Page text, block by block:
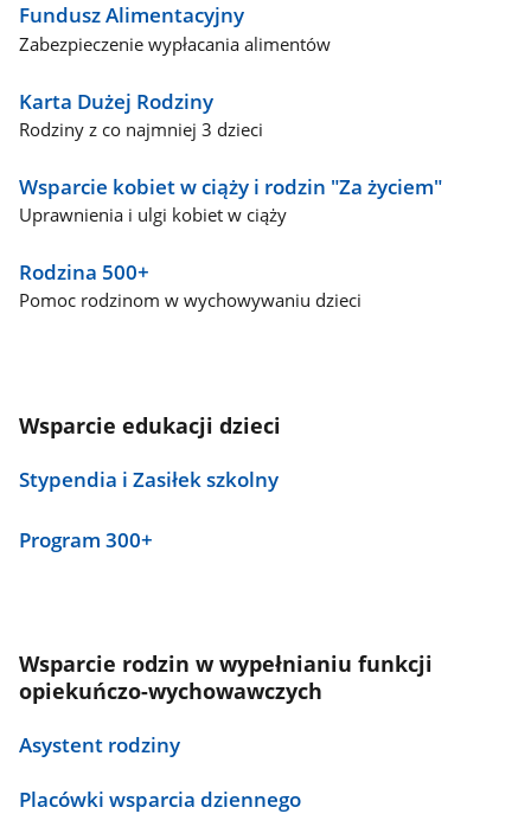
Fundusz Alimentacyjny
Zabezpieczenie wypłacania alimentów
Karta Dużej Rodziny
Rodziny z co najmniej 3 dzieci
Wsparcie kobiet w ciąży i rodzin "Za życiem"
Uprawnienia i ulgi kobiet w ciąży
Rodzina 500+
Pomoc rodzinom w wychowywaniu dzieci
Wsparcie edukacji dzieci
Stypendia i Zasiłek szkolny
Program 300+
Wsparcie rodzin w wypełnianiu funkcji
opiekuńczo-wychowawczych
Asystent rodziny
Placówki wsparcia dziennego